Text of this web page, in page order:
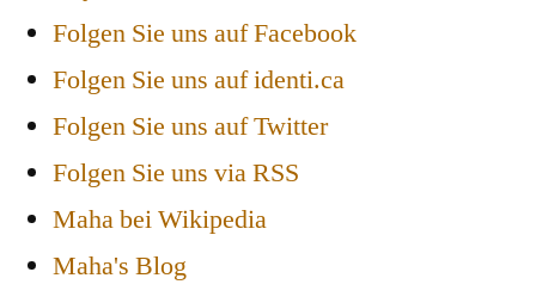
Folgen Sie uns auf Facebook
Folgen Sie uns auf identi.ca
Folgen Sie uns auf Twitter
Folgen Sie uns via RSS
Maha bei Wikipedia
Maha's Blog